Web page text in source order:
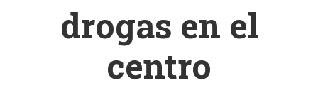
drogas en el
centro